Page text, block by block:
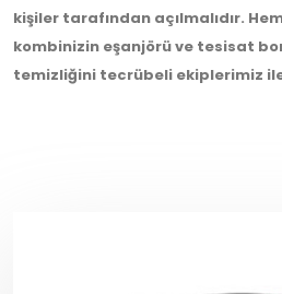
kişiler tarafından açılmalıdır.
kombinizin eşanjörü ve tesisat
temizliğini tecrübeli ekiplerimiz